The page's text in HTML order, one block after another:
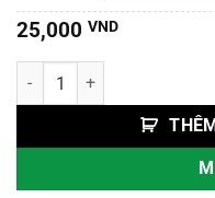
25,000 VND
Nhân Trần Bắc số lượng